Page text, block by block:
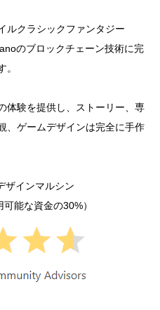
ルクラシックファンタジー
のブロックチェーン技術に完
体験を提供し、ストーリー、専
、ゲームデザインは完全に手作
ザインマルシン
能な資金の30%）